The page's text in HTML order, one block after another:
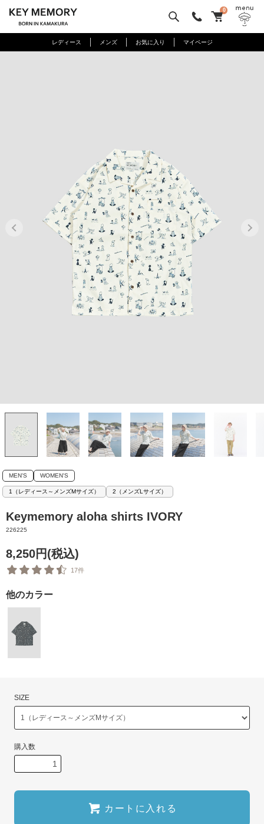
0
レディース メンズ お気に入り マイページ
MEN'S WOMEN'S
1（レディース～メンズMサイズ） 2（メンズLサイズ）
Keymemory aloha shirts IVORY
226225
8,250円(税込)
17件
他のカラー
SIZE
購入数
カートに入れる